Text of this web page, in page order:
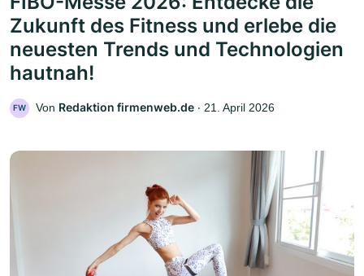
Zukunft des Fitness und erlebe die
neuesten Trends und Technologien
hautnah!
FW Von Redaktion firmenweb.de ‧ 21. April 2026